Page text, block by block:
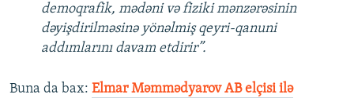
demoqrafik, mədəni və fiziki mənzərəsinin
dəyişdirilməsinə yönəlmiş qeyri-qanuni
addımlarını davam etdirir”.
Buna da bax: Elmar Məmmədyarov AB elçisi ilə